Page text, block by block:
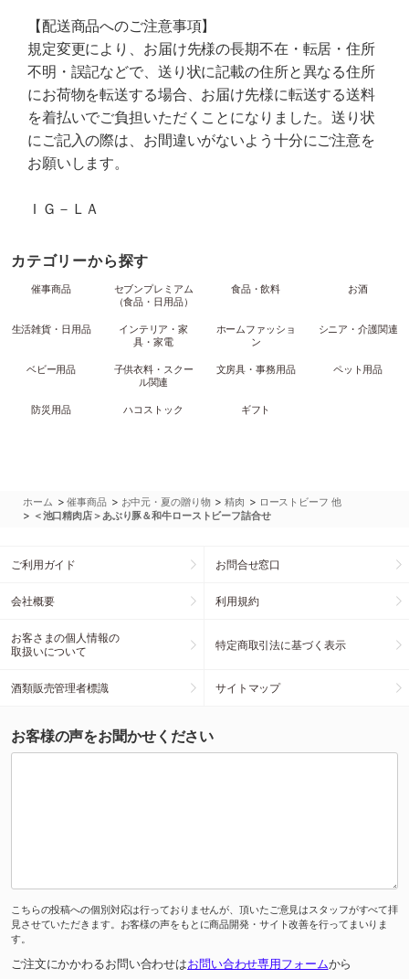
【配送商品へのご注意事項】
規定変更により、お届け先様の長期不在・転居・住所
不明・誤記などで、送り状に記載の住所と異なる住所
にお荷物を転送する場合、お届け先様に転送する送料
を着払いでご負担いただくことになりました。送り状
にご記入の際は、お間違いがないよう十分にご注意を
お願いします。
ＩＧ－ＬＡ
カテゴリーから探す
催事商品
セブンプレミアム
（食品・日用品）
食品・飲料 お酒
生活雑貨・日用品
インテリア・家
具・家電
ホームファッショ
ン
シニア・介護関連
ベビー用品
子供衣料・スクー
ル関連
文房具・事務用品 ペット用品
防災用品 ハコストック ギフト
ホーム >催事商品 > お中元・夏の贈り物 >精肉 > ローストビーフ 他
> ＜池口精肉店＞あぶり豚＆和牛ローストビーフ詰合せ
ご利用ガイド お問合せ窓口
会社概要 利用規約
お客さまの個人情報の
取扱いについて
特定商取引法に基づく表示
酒類販売管理者標識 サイトマップ
お客様の声をお聞かせください
こちらの投稿への個別対応は行っておりませんが、頂いたご意見はスタッフがすべて拝
見させていただきます。お客様の声をもとに商品開発・サイト改善を行ってまいりま
す。
ご注文にかかわるお問い合わせはお問い合わせ専用フォームから